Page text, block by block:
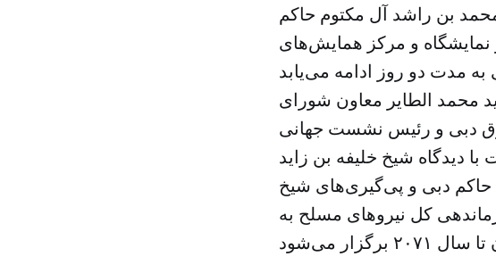
بن راشد آل مکتوم حاکم
نمایشگاه و مرکز همایش‌های
محمد الطایر معاون شورای
دبی و رئیس نشست جهانی
دیدگاه شیخ خلیفه بن زاید
حاکم دبی و پی‌گیری‌های شیخ
کل نیروهای مسلح به